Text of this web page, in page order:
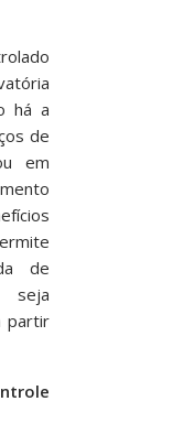
há a
de
em
de
seja
partir